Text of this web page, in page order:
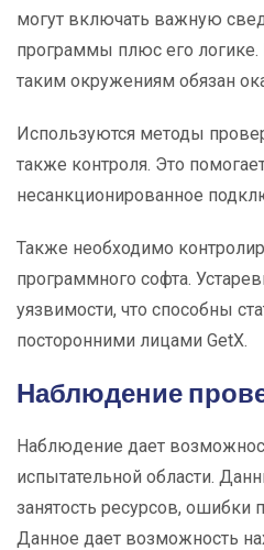
могут включать важную
программы плюс его логике.
таким окружениям обязан
Используются методы
также контроля. Это
несанкционированное
Также необходимо
программного софта.
уязвимости, что способны
посторонними лицами GetX.
Наблюдение
Наблюдение дает
испытательной области.
занятость ресурсов, ошибки
Данное дает возможность